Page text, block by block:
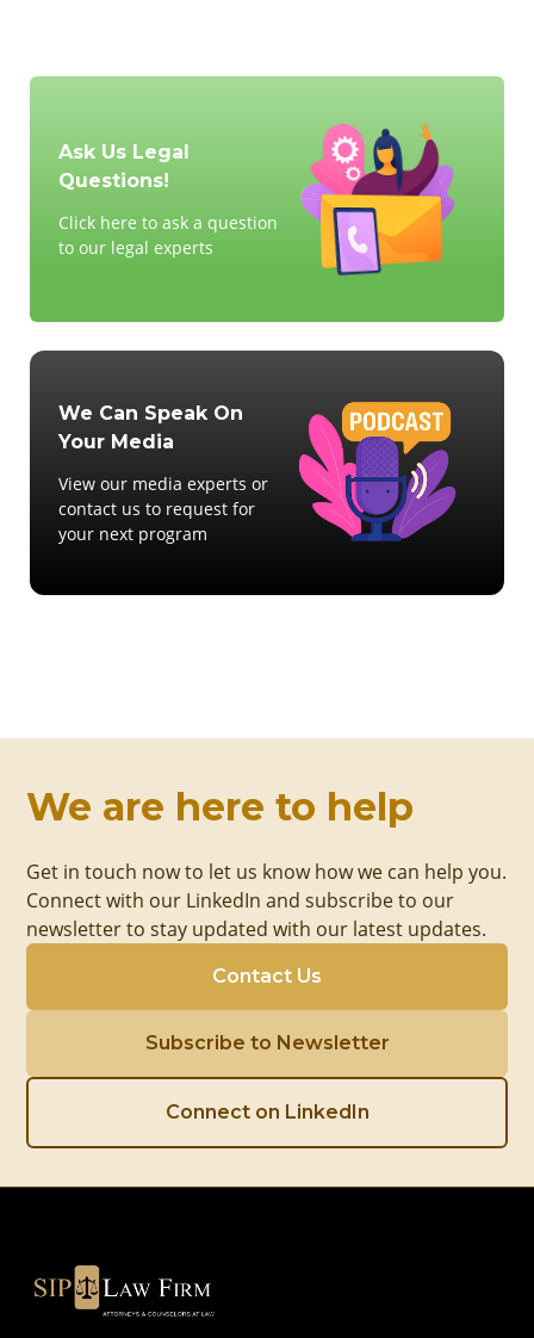
Ask Us Legal
Questions!
Click here to ask a question
to our legal experts
We Can Speak On
Your Media
View our media experts or
contact us to request for
your next program
We are here to help
Get in touch now to let us know how we can help you.
Connect with our LinkedIn and subscribe to our
newsletter to stay updated with our latest updates.
Contact Us
Subscribe to Newsletter
Connect on LinkedIn